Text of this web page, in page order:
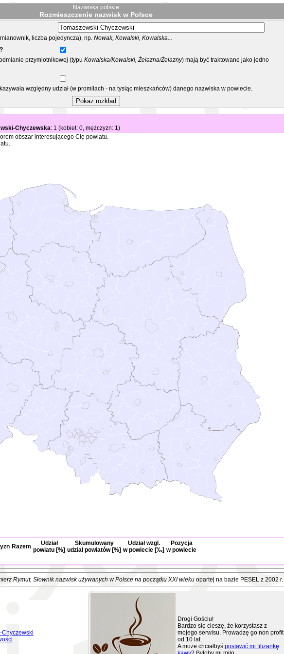
Nazwiska polskie
Rozmieszczenie nazwisk w Polsce
liczba pojedyncza), np. Nowak, Kowalski, Kowalska...
przymiotnikowej (typu Kowalska/Kowalski, Żelazna/Żelazny) mają być traktowane jako jedno
względny udział (w promilach - na tysiąc mieszkańców) danego nazwiska w powiecie.
Chyczewska: 1 (kobiet: 0, mężczyzn: 1)
obszar interesującego Cię powiatu.
Razem
Udział
powiatu [%]
Skumulowany
udział powiatów [%]
Udział wzgl.
w powiecie [‰]
Pozycja
w powiecie
Rymut, Słownik nazwisk używanych w Polsce na początku XXI wiekuopartej na bazie PESEL z 2002 r.
Chyczewski
Drogi Gościu!
Bardzo się cieszę, że korzystasz z
mojego serwisu. Prowadzę go non profit
od 10 lat.
A może chciałbyś postawić mi filiżankę